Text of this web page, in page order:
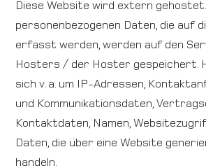
Diese Website wird extern gehostet.
personenbezogenen Daten, die auf
erfasst werden, werden auf den
Hosters / der Hoster gespeichert.
sich v. a. um IP-Adressen,
und Kommunikationsdaten,
Kontaktdaten, Namen,
Daten, die über eine Website
handeln.